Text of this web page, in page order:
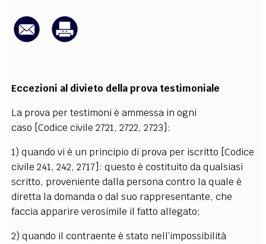
CODICI RUBRICHE
Eccezioni al divieto della prova testimoniale
La prova per testimoni è ammessa in ogni
caso [Codice civile 2721, 2722, 2723]:
1) quando vi è un principio di prova per iscritto [Codice
civile 241, 242, 2717]: questo è costituito da qualsiasi
scritto, proveniente dalla persona contro la quale è
diretta la domanda o dal suo rappresentante, che
faccia apparire verosimile il fatto allegato;
2) quando il contraente è stato nell’impossibilità